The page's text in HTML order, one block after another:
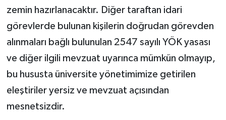
zemin hazırlanacaktır. Diğer taraftan idari
görevlerde bulunan kişilerin doğrudan görevden
alınmaları bağlı bulunulan 2547 sayılı YÖK yasası
ve diğer ilgili mevzuat uyarınca mümkün olmayıp,
bu hususta üniversite yönetimimize getirilen
eleştiriler yersiz ve mevzuat açısından
mesnetsizdir.